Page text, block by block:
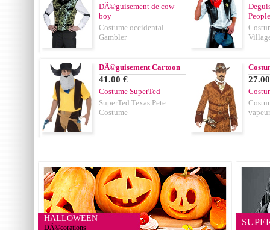
DÃ©guisement de cow-
boy
Costume occidental
Gambler
People
DÃ©guisement Cartoon
41.00 €
Costume SuperTed
SuperTed Texas Pete
Costume
vapeur
HALLOWEEN
DÃ©corations